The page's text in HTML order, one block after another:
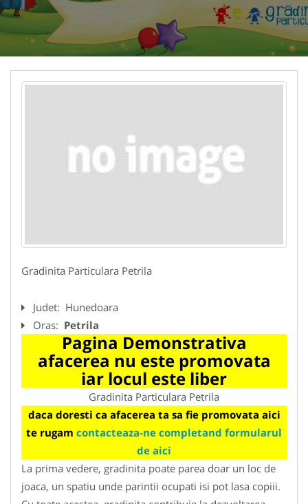
Gradinita Particulara Petrila
Judet: Hunedoara
Oras: Petrila
Pagina Demonstrativa
afacerea nu este promovata
iar locul este liber
Gradinita Particulara Petrila
daca doresti ca afacerea ta sa fie promovata aici
te rugam contacteaza-ne completand formularul
de aici
La prima vedere, gradinita poate parea doar un loc de
joaca, un spatiu unde parintii ocupati isi pot lasa copiii.